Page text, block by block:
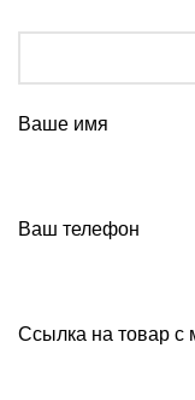
Ваше имя
Ваш телефон
Ссылка на товар с